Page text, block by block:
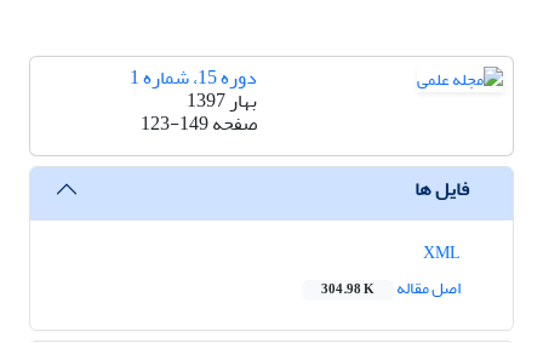
دوره 15، شماره 1
بهار 1397
صفحه123-149
فایل ها
اصل مقاله
304.98 K